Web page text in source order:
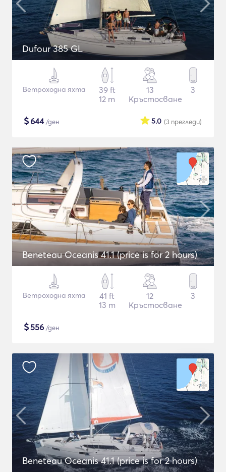
Dufour 385 GL
Ветроходна яхта
39 ft
12 m
13
Кръстосване
3
$644/ден (3 прегледи)
5.0
Beneteau Oceanis 41.1 (price is for 2 hours)
Ветроходна яхта
41 ft
13 m
12
Кръстосване
3
$556 /ден
Beneteau Oceanis 41.1 (price is for 2 hours)